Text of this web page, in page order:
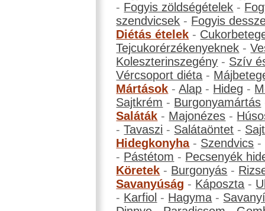
- Fogyis zöldségételek -
szendvicsek - Fogyis
Diétás ételek -
Tejcukorérzékenyeknek -
Koleszterinszegény - Szív
Vércsoport diéta -
Mártások -Alap - Hideg -
Sajtkrém - Burgonyamártás
Saláták - Majonézes -
-Tavaszi - Salátaöntet -
Hidegkonyha- Szendvics -
- Pástétom - Pecsenyék
Köretek - Burgonyás -
Savanyúság - Káposzta -
- Karfiol - Hagyma -